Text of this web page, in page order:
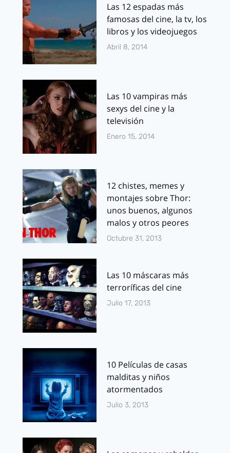
Las 12 espadas más
famosas del cine, la tv, los
libros y los videojuegos
Abril 8, 2014
Las 10 vampiras más
sexys del cine y la
televisión
Enero 15, 2014
12 chistes, memes y
montajes sobre Thor:
unos buenos, algunos
malos y otros peores
Octubre 31, 2013
Las 10 máscaras más
terroríficas del cine
Julio 17, 2013
10 Películas de casas
malditas y niños
atormentados
Julio 3, 2013